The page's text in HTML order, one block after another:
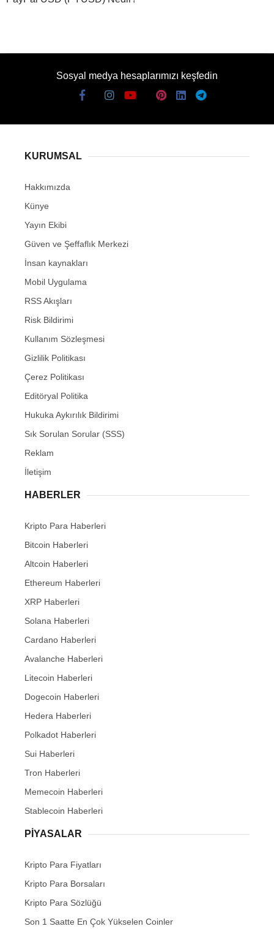
Sosyal medya hesaplarımızı keşfedin
KURUMSAL
Hakkımızda
Künye
Yayın Ekibi
Güven ve Şeffaflık Merkezi
İnsan kaynakları
Mobil Uygulama
RSS Akışları
Risk Bildirimi
Kullanım Sözleşmesi
Gizlilik Politikası
Çerez Politikası
Editöryal Politika
Hukuka Aykırılık Bildirimi
Sık Sorulan Sorular (SSS)
Reklam
İletişim
HABERLER
Kripto Para Haberleri
Bitcoin Haberleri
Altcoin Haberleri
Ethereum Haberleri
XRP Haberleri
Solana Haberleri
Cardano Haberleri
Avalanche Haberleri
Litecoin Haberleri
Dogecoin Haberleri
Hedera Haberleri
Polkadot Haberleri
Sui Haberleri
Tron Haberleri
Memecoin Haberleri
Stablecoin Haberleri
PIYASALAR
Kripto Para Fiyatları
Kripto Para Borsaları
Kripto Para Sözlüğü
Son 1 Saatte En Çok Yükselen Coinler